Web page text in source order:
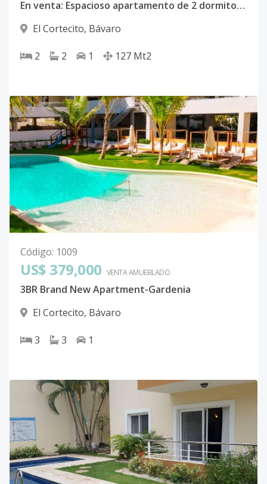
En venta: Espacioso apartamento de 2 dormitorios en una ubicación privilegiada – Palm Suites, El Cortecito
El Cortecito, Bávaro
2 2 1 127 Mt2
Código: 1009
US$ 379,000 VENTA AMUEBLADO
3BR Brand New Apartment-Gardenia
El Cortecito, Bávaro
3 3 1